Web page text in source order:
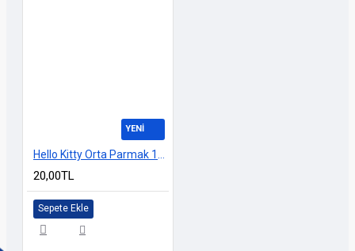
YENİ
20,00TL
Sepete Ekle